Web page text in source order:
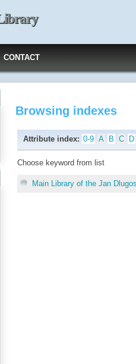
CONTACT
Browsing indexes
Attribute index: 0-9 A B C D
Choose keyword from list
Main Library of the Jan